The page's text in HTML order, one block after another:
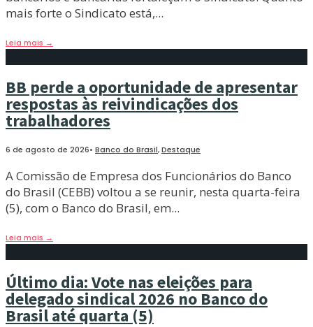
mais forte o Sindicato está,...
Leia mais →
BB perde a oportunidade de apresentar
respostas às reivindicações dos
trabalhadores
6 de agosto de 2026• Banco do Brasil,Destaque
A Comissão de Empresa dos Funcionários do Banco
do Brasil (CEBB) voltou a se reunir, nesta quarta-feira
(5), com o Banco do Brasil, em...
Leia mais →
Último dia: Vote nas eleições para
delegado sindical 2026 no Banco do
Brasil até quarta (5)